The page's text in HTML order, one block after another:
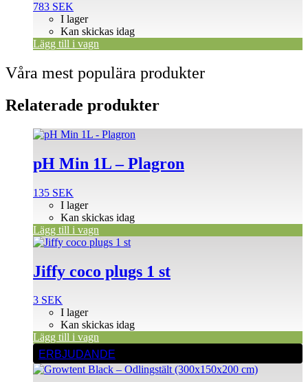
783 SEK
I lager
Kan skickas idag
Lägg till i vagn
Våra mest populära produkter
Relaterade produkter
pH Min 1L – Plagron
135 SEK
I lager
Kan skickas idag
Lägg till i vagn
Jiffy coco plugs 1 st
3 SEK
I lager
Kan skickas idag
Lägg till i vagn
ERBJUDANDE